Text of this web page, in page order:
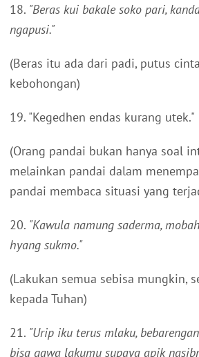
18. "Beras kui bakale soko pari,
ngapusi."
(Beras itu ada dari padi, putus
kebohongan)
19. "Kegedhen endas kurang utek."
(Orang pandai bukan hanya soal
melainkan pandai dalam
pandai membaca situasi yang
20. "Kawula namung saderma,
hyang sukmo."
(Lakukan semua sebisa mungkin,
kepada Tuhan)
21. "Urip iku terus mlaku,
bisa gawa lakumu supaya apik